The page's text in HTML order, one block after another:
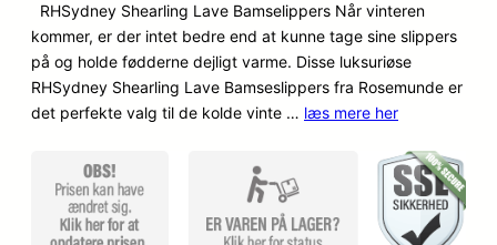
e
n
o
e
n
a
t
u
RHSydney Shearling Lave Bamselippers Når vinteren
kommer, er der intet bedre end at kunne tage sine slippers
på og holde fødderne dejligt varme. Disse luksuriøse
RHSydney Shearling Lave Bamseslippers fra Rosemunde er
det perfekte valg til de kolde vinte … læs mere her